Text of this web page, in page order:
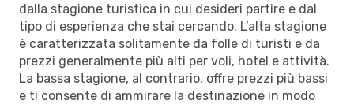
dalla stagione turistica in cui desideri partire e dal
tipo di esperienza che stai cercando. L’alta stagione
è caratterizzata solitamente da folle di turisti e da
prezzi generalmente più alti per voli, hotel e attività.
La bassa stagione, al contrario, offre prezzi più bassi
e ti consente di ammirare la destinazione in modo